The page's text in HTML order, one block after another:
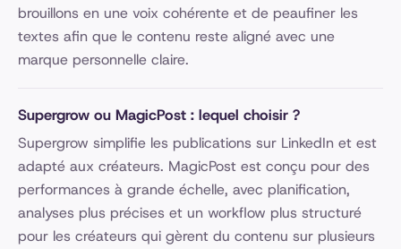
brouillons en une voix cohérente et de peaufiner les
textes afin que le contenu reste aligné avec une
marque personnelle claire.
Supergrow ou MagicPost : lequel choisir ?
Supergrow simplifie les publications sur LinkedIn et est
adapté aux créateurs. MagicPost est conçu pour des
performances à grande échelle, avec planification,
analyses plus précises et un workflow plus structuré
pour les créateurs qui gèrent du contenu sur plusieurs